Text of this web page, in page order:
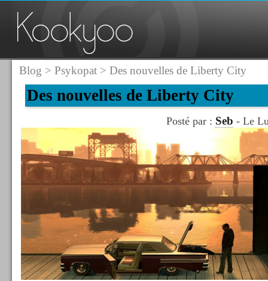
Blog > Psykopat> Des nouvelles de Liberty City
Des nouvelles de Liberty City
Posté par : Seb - Le